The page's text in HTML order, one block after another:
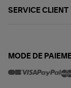
SERVICE CLIENT
MODE DE